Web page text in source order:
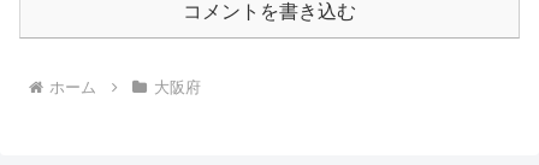
コメントを書き込む
ホーム 大阪府